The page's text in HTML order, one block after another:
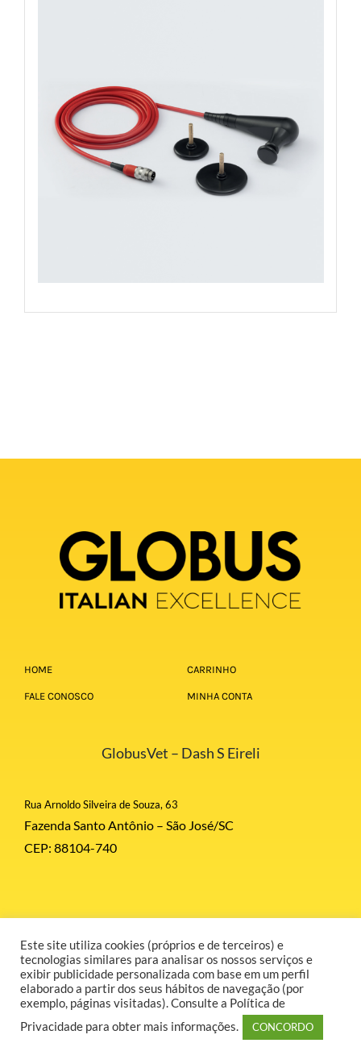
HOME
FALE CONOSCO
CARRINHO
MINHA CONTA
GlobusVet – Dash S Eireli
Rua Arnoldo Silveira de Souza, 63
Fazenda Santo Antônio – São José/SC
CEP: 88104-740
© Copyright 2026 | Globus Corporation | Todos Direitos Reservados |
Desenvolvido por GR COMUNICAÇÃO.
Este site utiliza cookies (próprios e de terceiros) e
tecnologias similares para analisar os nossos serviços e
exibir publicidade personalizada com base em um perfil
elaborado a partir dos seus hábitos de navegação (por
exemplo, páginas visitadas). Consulte a Política de
Privacidade para obter mais informações.
CONCORDO